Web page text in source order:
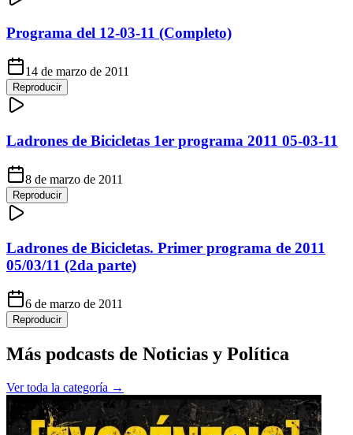
Programa del 12-03-11 (Completo)
14 de marzo de 2011
Reproducir
Ladrones de Bicicletas 1er programa 2011 05-03-11
8 de marzo de 2011
Reproducir
Ladrones de Bicicletas. Primer programa de 2011
05/03/11 (2da parte)
6 de marzo de 2011
Reproducir
Más podcasts de Noticias y Política
Ver toda la categoría →